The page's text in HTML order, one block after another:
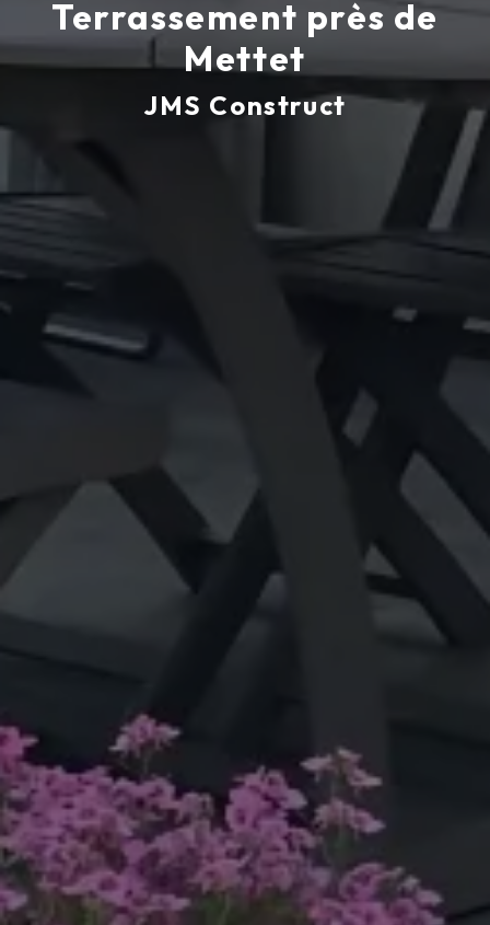
Terrassement près de
Mettet
JMS Construct